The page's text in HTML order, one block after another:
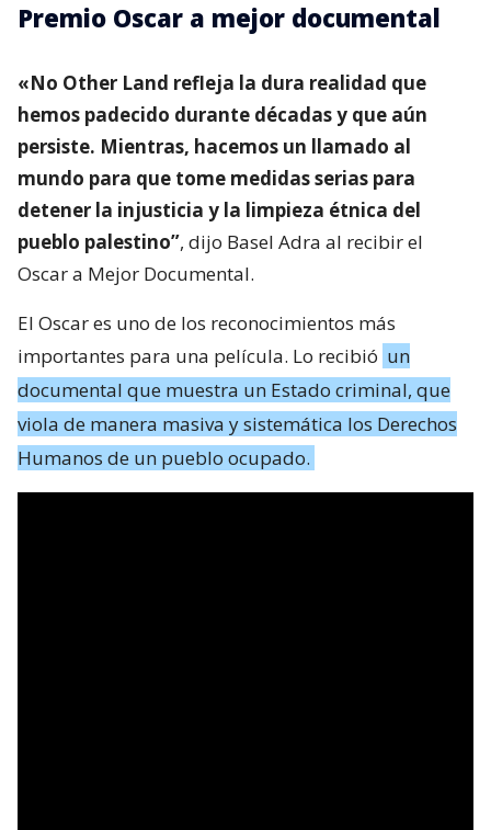
Premio Oscar a mejor documental
«No Other Land refleja la dura realidad que
hemos padecido durante décadas y que aún
persiste. Mientras, hacemos un llamado al
mundo para que tome medidas serias para
detener la injusticia y la limpieza étnica del
pueblo palestino”, dijo Basel Adra al recibir el
Oscar a Mejor Documental.
El Oscar es uno de los reconocimientos más
importantes para una película. Lo recibió un
documental que muestra un Estado criminal, que
viola de manera masiva y sistemática los Derechos
Humanos de un pueblo ocupado.